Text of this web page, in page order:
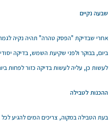
שבעה נקיים
אחרי שבדיקת "הפסק טהרה" תהיה נקיה
ביום, בבוקר ולפני שקיעת השמש, בדיקה
לעשות כן, עליה לעשות בדיקה כזור לפחות
ההכנות לטבילה
בעת הטבילה במקוה, צריכים המים להגיע